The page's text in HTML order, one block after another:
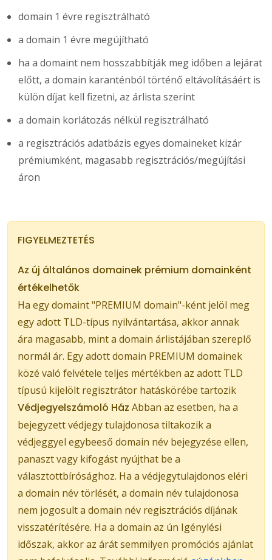
domain 1 évre regisztrálható
a domain 1 évre megújítható
ha a domaint nem hosszabbítják meg időben a lejárat
előtt, a domain karanténból történő eltávolításáért is
külön díjat kell fizetni, az árlista szerint
a domain korlátozás nélkül regisztrálható
a regisztrációs adatbázis egyes domaineket kizár
prémiumként, magasabb regisztrációs/megújítási
áron
FIGYELMEZTETÉS
Az új általános domainek prémium domainként
értékelhetők
Ha egy domaint "PREMIUM domain"-ként jelöl meg
egy adott TLD-típus nyilvántartása, akkor annak
ára magasabb, mint a domain árlistájában szereplő
normál ár. Egy adott domain PREMIUM domainek
közé való felvétele teljes mértékben az adott TLD
típusú kijelölt regisztrátor hatáskörébe tartozik
Védjegyelszámoló Ház Abban az esetben, ha a
bejegyzett védjegy tulajdonosa tiltakozik a
védjeggyel egybeeső domain név bejegyzése ellen,
panaszt vagy kifogást nyújthat be a
választottbírósághoz. Ha a védjegytulajdonos eléri
a domain név törlését, a domain név tulajdonosa
nem jogosult a domain név regisztrációs díjának
visszatérítésére. Ha a domain az ún Igénylési
időszak, akkor az árát semmilyen promóciós ajánlat